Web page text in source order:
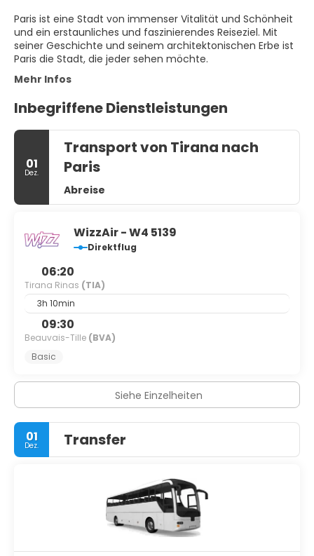
Paris ist eine Stadt von immenser Vitalität und Schönheit
und ein erstaunliches und faszinierendes Reiseziel. Mit
seiner Geschichte und seinem architektonischen Erbe ist
Paris die Stadt, die jeder sehen möchte.
Mehr Infos
Inbegriffene Dienstleistungen
01
Dez.
Transport von Tirana nach
Paris
Abreise
WizzAir - W4 5139
Direktflug
06:20
Tirana Rinas (TIA)
3h 10min
09:30
Beauvais-Tille (BVA)
Basic
Siehe Einzelheiten
01
Dez. Transfer